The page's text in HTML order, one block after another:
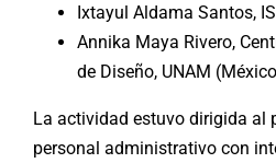
Ixtayul Aldama Santos,
Annika Maya Rivero,
de Diseño, UNAM
La actividad estuvo dirigida al
personal administrativo con